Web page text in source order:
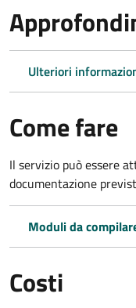
Ulteriori
Come fare
Il servizio può essere
documentazione
Moduli da
Costi